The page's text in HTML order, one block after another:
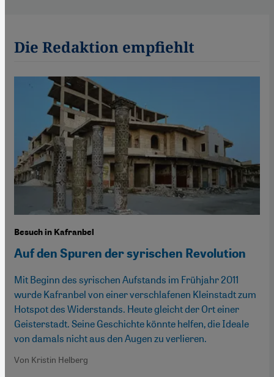
Die Redaktion empfiehlt
Besuch in Kafranbel
Auf den Spuren der syrischen Revolution
Mit Beginn des syrischen Aufstands im Frühjahr 2011
wurde Kafranbel von einer verschlafenen Kleinstadt zum
Hotspot des Widerstands. Heute gleicht der Ort einer
Geisterstadt. Seine Geschichte könnte helfen, die Ideale
von damals nicht aus den Augen zu verlieren.
Von Kristin Helberg